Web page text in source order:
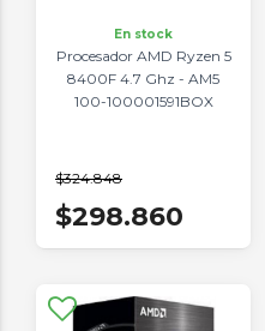
En stock
Procesador AMD Ryzen 5
8400F 4.7 Ghz - AM5
100-100001591BOX
$324.848
$298.860